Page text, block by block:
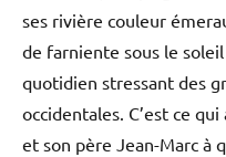
ses rivière couleur
de farniente sous le
quotidien stressant des
occidentales. C’est ce
et son père Jean-Marc à